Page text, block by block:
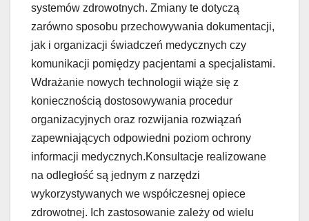
systemów zdrowotnych. Zmiany te dotyczą
zarówno sposobu przechowywania dokumentacji,
jak i organizacji świadczeń medycznych czy
komunikacji pomiędzy pacjentami a specjalistami.
Wdrażanie nowych technologii wiąże się z
koniecznością dostosowywania procedur
organizacyjnych oraz rozwijania rozwiązań
zapewniających odpowiedni poziom ochrony
informacji medycznych.Konsultacje realizowane
na odległość są jednym z narzędzi
wykorzystywanych we współczesnej opiece
zdrowotnej. Ich zastosowanie zależy od wielu